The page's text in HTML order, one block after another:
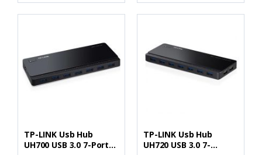
TP-LINK Usb Hub
UH700 USB 3.0 7-Port
TP-LINK Usb Hub
UH720 USB 3.0 7-